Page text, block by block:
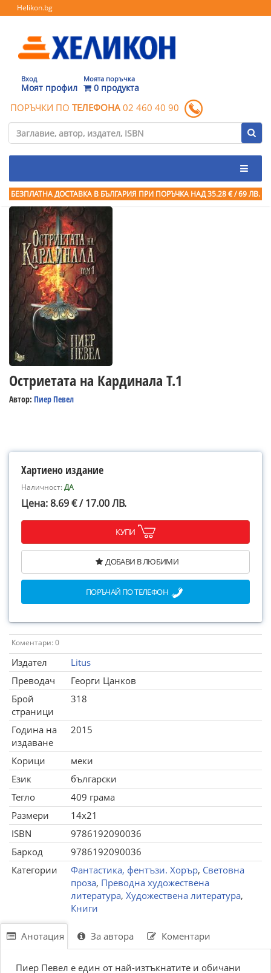
Helikon.bg
Вход
Моят профил
Моята поръчка
0 продукта
ПОРЪЧКИ ПО ТЕЛЕФОНА 02 460 40 90
БЕЗПЛАТНА ДОСТАВКА В БЪЛГАРИЯ ПРИ ПОРЪЧКА НАД 35.28 € / 69 ЛВ.
Остриетата на Кардинала Т.1
Автор: Пиер Певел
Хартиено издание
Наличност:ДА
Цена: 8.69 € / 17.00 ЛВ.
КУПИ
ДОБАВИ В ЛЮБИМИ
ПОРЪЧАЙ ПО ТЕЛЕФОН
Коментари: 0
Издател
Litus
Преводач
Георги Цанков
Брой
страници
318
Година на
издаване
2015
Корици
меки
Език
български
Тегло
409 грама
Размери
14x21
ISBN
9786192090036
Баркод
9786192090036
Категории
Фантастика, фентъзи. Хорър, Световна
проза, Преводна художествена
литература, Художествена литература,
Книги
Анотация За автора Коментари
Пиер Певел е един от най-изтъкнатите и обичани